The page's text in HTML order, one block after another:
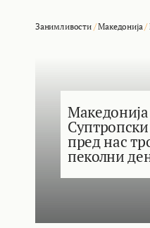
Занимливости/Македонија/
пред нас
пеколни